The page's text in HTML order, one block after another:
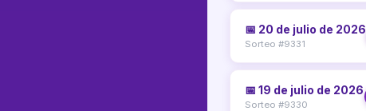
📅 20 de julio de 2026
Sorteo #9331
📅 19 de julio de 2026
Sorteo #9330